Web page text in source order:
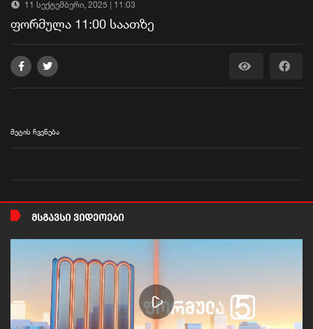
11 სექტემბერი, 2025 | 11:03
ფორმულა 11:00 საათზე
მეტის ჩვენება
ᲛᲡᲒᲐᲕᲡᲘ ᲕᲘᲓᲔᲝᲔᲑᲘ